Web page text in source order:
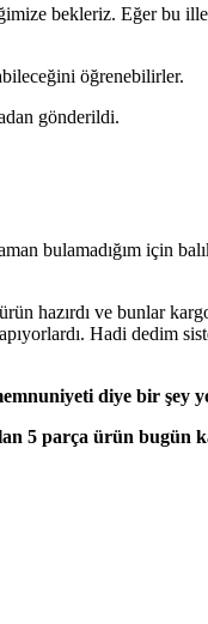
bekleriz. Eğer bu iller
öğrenebilirler.
gönderildi.
bulamadığım için
hazırdı ve bunlar
Hadi dedim
diye bir şey
5 parça ürün bugün